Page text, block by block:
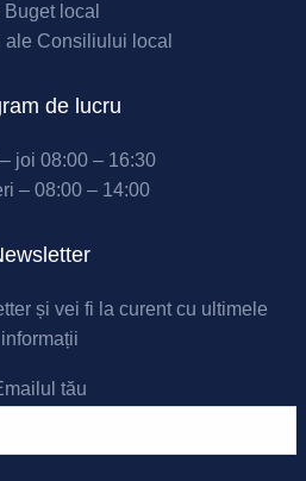
Buget local
ale Consiliului local
de lucru
joi 08:00 – 16:30
– 08:00 – 14:00
și vei fi la curent cu ultimele
informații
tău